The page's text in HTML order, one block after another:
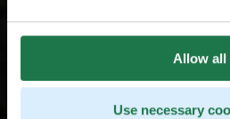
Allow all
Use necessary